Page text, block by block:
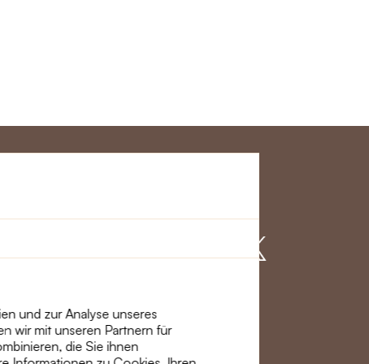
und zur Analyse unseres
wir mit unseren Partnern für
die Sie ihnen